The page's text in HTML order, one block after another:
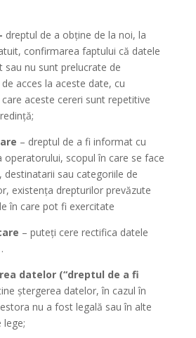
dreptul de a obține de la noi, la
confirmarea faptului că datele
sau nu sunt prelucrate de
acces la aceste date, cu
aceste cereri sunt repetitive
– dreptul de a fi informat cu
operatorului, scopul în care se face
destinatarii sau categoriile de
existența drepturilor prevăzute
în care pot fi exercitate
– puteți cere rectifica datele
datelor (“dreptul de a fi
ștergerea datelor, în cazul în
nu a fost legală sau în alte
lege;